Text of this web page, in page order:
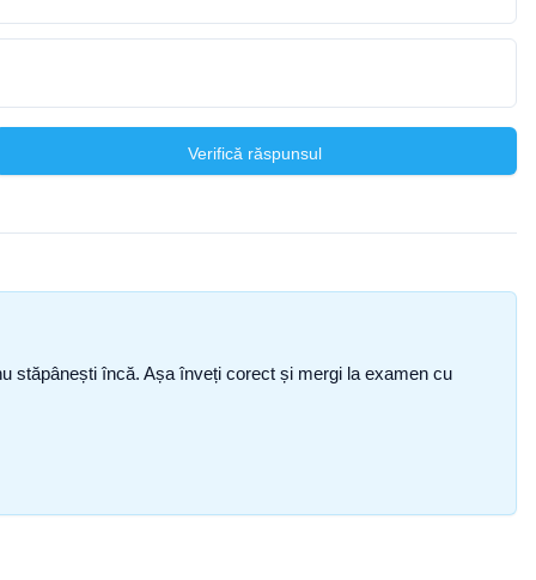
Verifică răspunsul
stăpânești încă. Așa înveți corect și mergi la examen cu